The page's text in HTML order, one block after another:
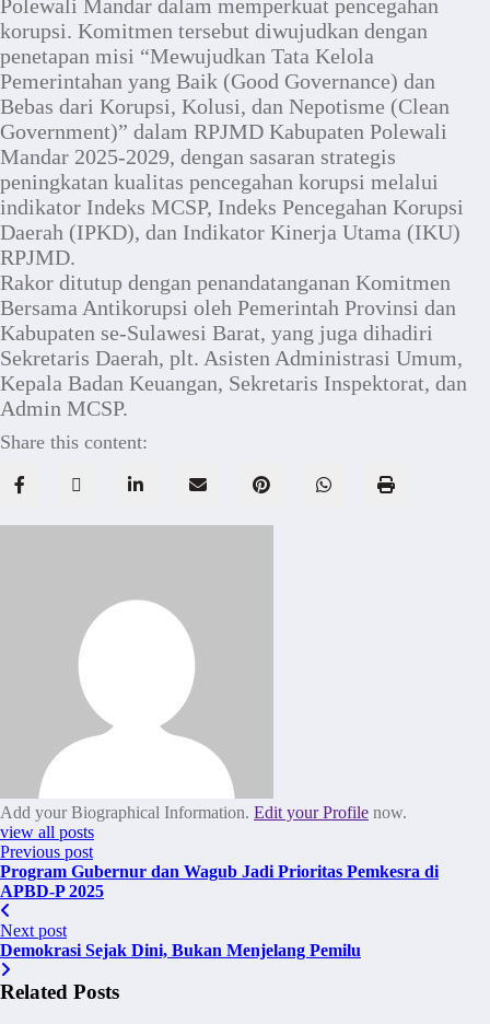
Polewali Mandar dalam memperkuat pencegahan
korupsi. Komitmen tersebut diwujudkan dengan
penetapan misi “Mewujudkan Tata Kelola
Pemerintahan yang Baik (Good Governance) dan
Bebas dari Korupsi, Kolusi, dan Nepotisme (Clean
Government)” dalam RPJMD Kabupaten Polewali
Mandar 2025-2029, dengan sasaran strategis
peningkatan kualitas pencegahan korupsi melalui
indikator Indeks MCSP, Indeks Pencegahan Korupsi
Daerah (IPKD), dan Indikator Kinerja Utama (IKU)
RPJMD.
Rakor ditutup dengan penandatanganan Komitmen
Bersama Antikorupsi oleh Pemerintah Provinsi dan
Kabupaten se-Sulawesi Barat, yang juga dihadiri
Sekretaris Daerah, plt. Asisten Administrasi Umum,
Kepala Badan Keuangan, Sekretaris Inspektorat, dan
Admin MCSP.
Share this content:
Add your Biographical Information. Edit your Profile now.
view all posts
Previous post
Program Gubernur dan Wagub Jadi Prioritas Pemkesra di
APBD-P 2025
Next post
Demokrasi Sejak Dini, Bukan Menjelang Pemilu
Related Posts